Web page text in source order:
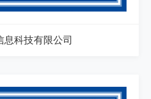
息科技有限公司